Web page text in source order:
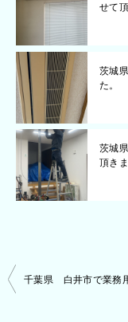
せて
茨城
た。
茨城
頂き
投
稿